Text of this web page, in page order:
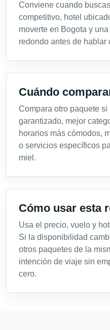
Conviene cuando
competitivo, hotel
moverte en Bogota y
redondo antes de hablar
Cuándo
Compara otro paquete
garantizado, mejor
horarios más cómodos,
o servicios específicos
miel.
Cómo usar esta
Usa el precio, vuelo y
Si la disponibilidad
otros paquetes de la
intención de viaje sin
cero.